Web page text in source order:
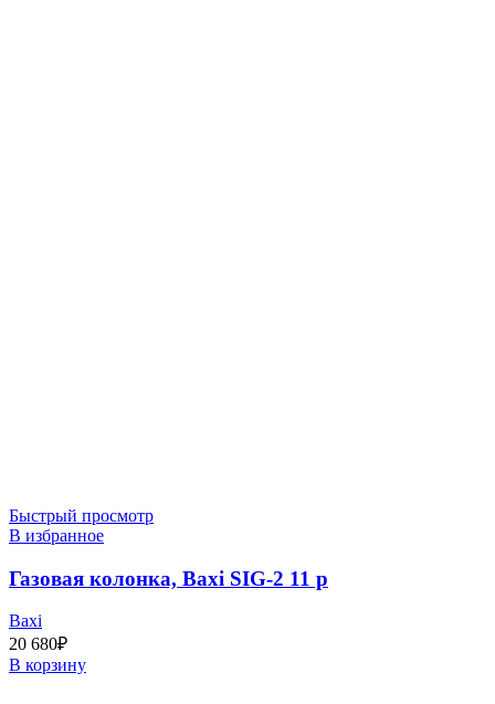
Быстрый просмотр
В избранное
Газовая колонка, Baxi SIG-2 11 p
Baxi
20 680₽
В корзину